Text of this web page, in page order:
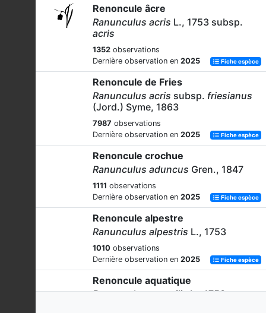
Renoncule âcre
Ranunculus acris L., 1753 subsp.
acris
1352 observations
Dernière observation en 2025 Fiche espèce
Renoncule de Fries
Ranunculus acris subsp. friesianus
(Jord.) Syme, 1863
7987 observations
Dernière observation en 2025 Fiche espèce
Renoncule crochue
Ranunculus aduncus Gren., 1847
1111 observations
Dernière observation en 2025 Fiche espèce
Renoncule alpestre
Ranunculus alpestris L., 1753
1010 observations
Dernière observation en 2025 Fiche espèce
Renoncule aquatique
Ranunculus aquatilisL., 1753